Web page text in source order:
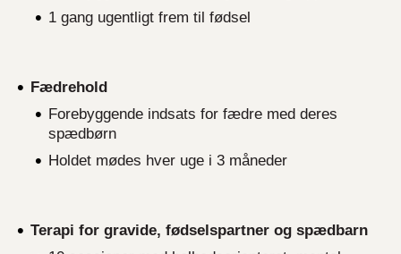
1 gang ugentligt frem til fødsel
Fædrehold
Forebyggende indsats for fædre med deres
spædbørn
Holdet mødes hver uge i 3 måneder
Terapi for gravide, fødselspartner og spædbarn